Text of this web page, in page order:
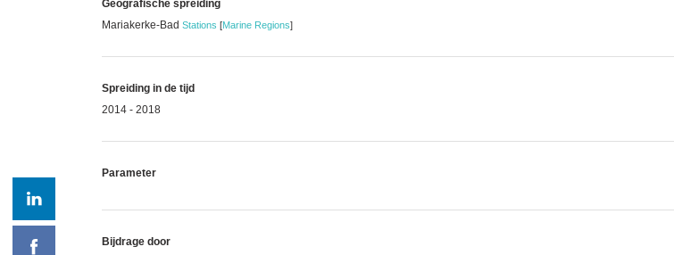
Geografische spreiding
Mariakerke-Bad Stations [Marine Regions]
Spreiding in de tijd
2014 - 2018
Parameter
Bijdrage door